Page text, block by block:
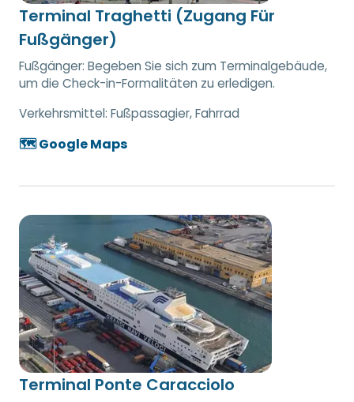
Terminal Traghetti (Zugang Für
Fußgänger)
Fußgänger: Begeben Sie sich zum Terminalgebäude,
um die Check-in-Formalitäten zu erledigen.
Verkehrsmittel: Fußpassagier, Fahrrad
🗺️ Google Maps
Terminal Ponte Caracciolo